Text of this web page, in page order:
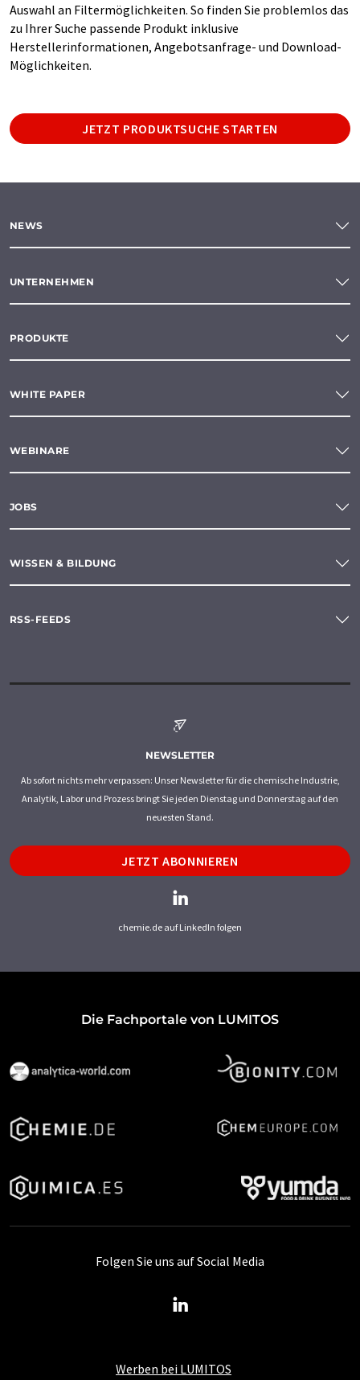
Auswahl an Filtermöglichkeiten. So finden Sie problemlos das
zu Ihrer Suche passende Produkt inklusive
Herstellerinformationen, Angebotsanfrage- und Download-
Möglichkeiten.
JETZT PRODUKTSUCHE STARTEN
NEWS
UNTERNEHMEN
PRODUKTE
WHITE PAPER
WEBINARE
JOBS
WISSEN & BILDUNG
RSS-FEEDS
NEWSLETTER
Ab sofort nichts mehr verpassen: Unser Newsletter für die chemische Industrie,
Analytik, Labor und Prozess bringt Sie jeden Dienstag und Donnerstag auf den
neuesten Stand.
JETZT ABONNIEREN
chemie.de auf LinkedIn folgen
Die Fachportale von LUMITOS
Werben bei LUMITOS
Folgen Sie uns auf Social Media